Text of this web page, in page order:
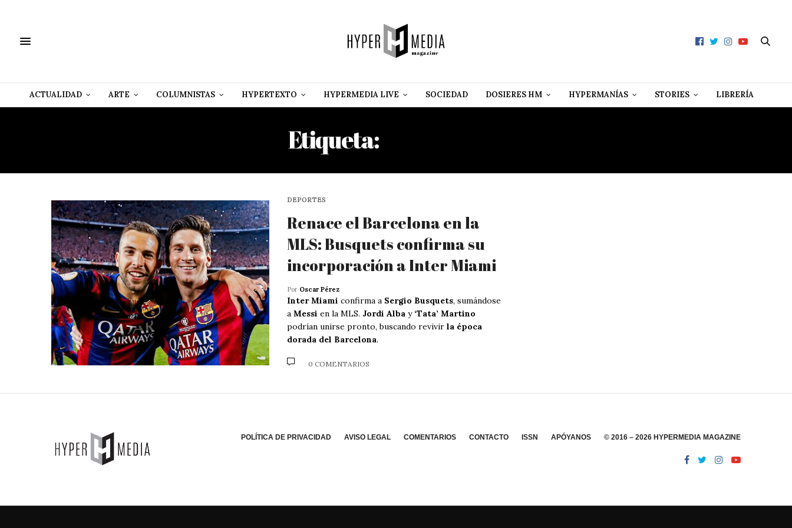
ACTUALIDAD ARTE COLUMNISTAS HYPERTEXTO HYPERMEDIA LIVE SOCIEDAD DOSIERES HM HYPERMANÍAS STORIES LIBRERÍA
Etiqueta:
DEPORTES
Renace el Barcelona en la
MLS: Busquets confirma su
incorporación a Inter Miami
Por Oscar Pérez
Inter Miami confirma a Sergio Busquets, sumándose
a Messi en la MLS. Jordi Alba y ‘Tata’ Martino
podrían unirse pronto, buscando revivir la época
dorada del Barcelona.
0 COMENTARIOS
POLÍTICA DE PRIVACIDAD AVISO LEGAL COMENTARIOS CONTACTO ISSN APÓYANOS © 2016 – 2026 HYPERMEDIA MAGAZINE